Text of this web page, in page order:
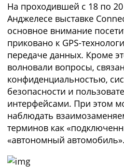
На проходившей с 18 по
Анджелесе выставке
основное внимание
приковано к GPS-
передаче данных. Кроме
волновали вопросы,
конфиденциальностью,
безопасности и
интерфейсами. При этом
наблюдать
терминов как
«автономный автомобиль».